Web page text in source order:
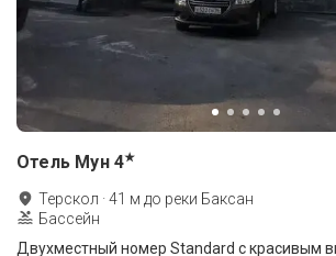
Отель Мун 4★
Терскол ·41 м до реки Баксан
Бассейн